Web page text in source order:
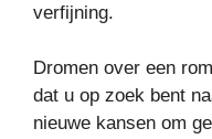
verfijning.
Dromen over een
dat u op zoek bent
nieuwe kansen om